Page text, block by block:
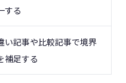
する
い記事や比較記事で境界
補足する